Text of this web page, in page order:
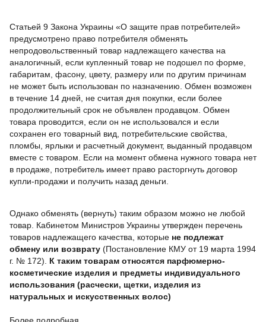
Статьей 9 Закона Украины «О защите прав потребителей»
предусмотрено право потребителя обменять
непродовольственный товар надлежащего качества на
аналогичный, если купленный товар не подошел по форме,
габаритам, фасону, цвету, размеру или по другим причинам
не может быть использован по назначению. Обмен возможен
в течение 14 дней, не считая дня покупки, если более
продолжительный срок не объявлен продавцом. Обмен
товара проводится, если он не использовался и если
сохранен его товарный вид, потребительские свойства,
пломбы, ярлыки и расчетный документ, выданный продавцом
вместе с товаром. Если на момент обмена нужного товара нет
в продаже, потребитель имеет право расторгнуть договор
купли-продажи и получить назад деньги.
Однако обменять (вернуть) таким образом можно не любой
товар. Кабинетом Министров Украины утвержден перечень
товаров надлежащего качества, которые не подлежат
обмену или возврату (Постановление КМУ от 19 марта 1994
г. № 172). К таким товарам относятся парфюмерно-
косметические изделия и предметы индивидуального
использования (расчески, щетки, изделия из
натуральных и искусственных волос)